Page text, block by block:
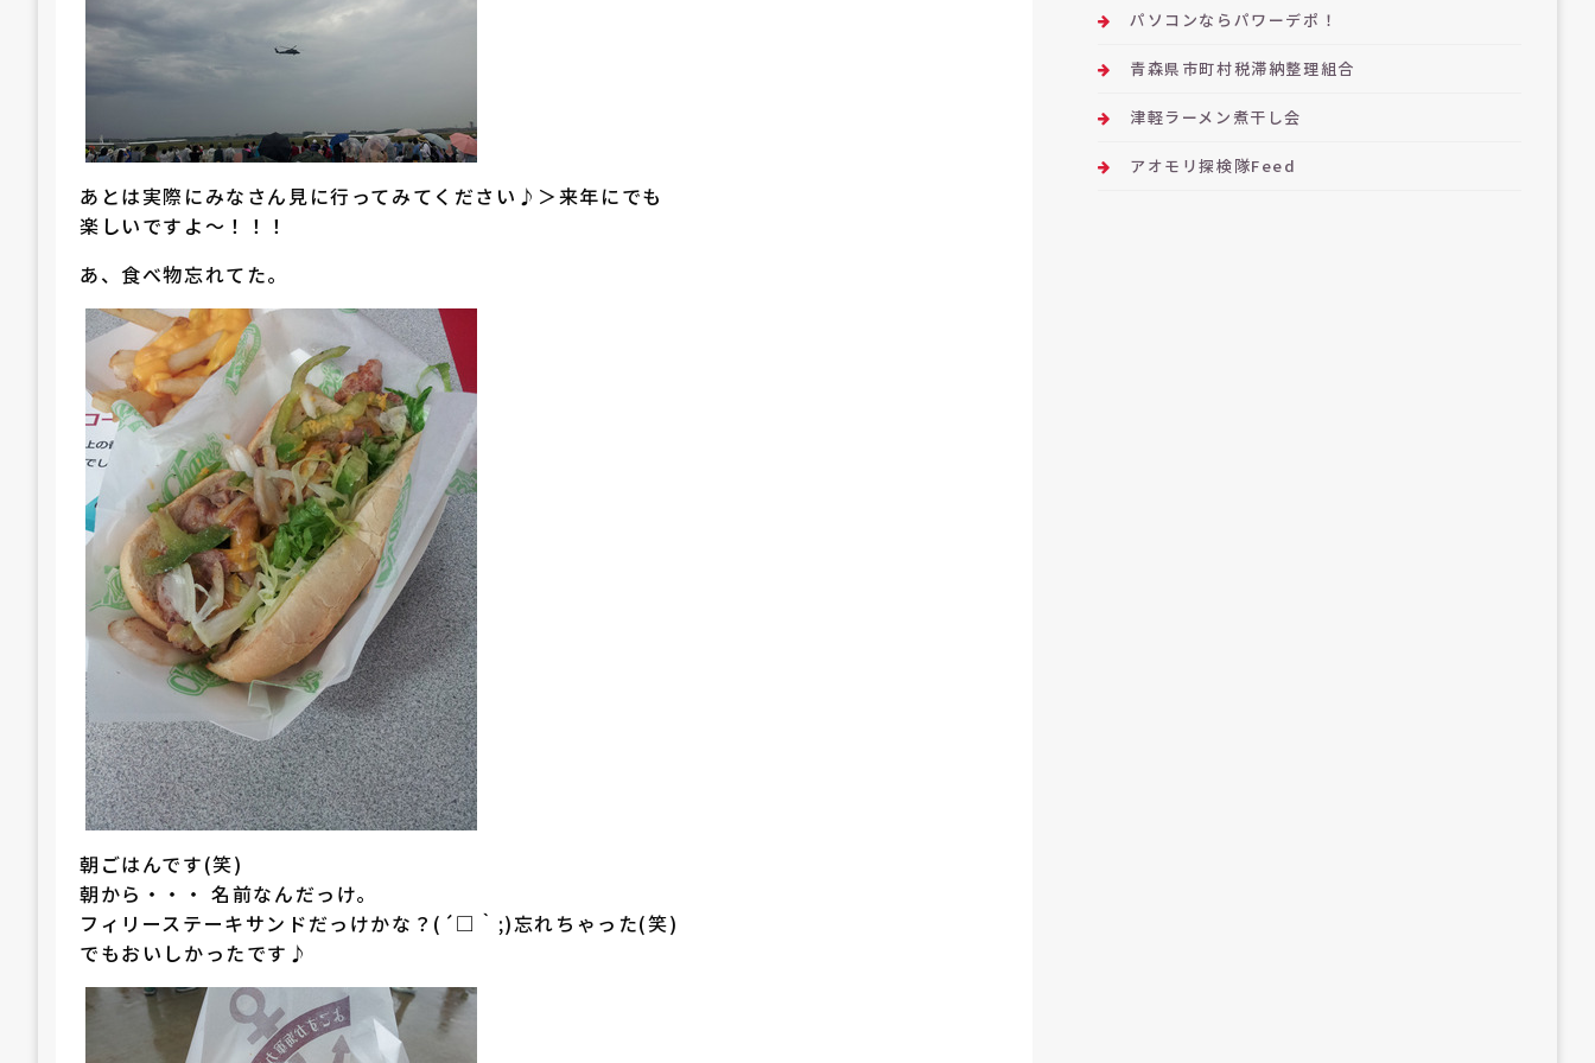
あとは実際にみなさん見に行ってみてください♪＞来年にでも
楽しいですよ～！！！
あ、食べ物忘れてた。
朝ごはんです(笑)
朝から・・・ 名前なんだっけ。
フィリーステーキサンドだっけかな？(´□｀;)忘れちゃった(笑)
でもおいしかったです♪
パソコンならパワーデポ！
青森県市町村税滞納整理組合
津軽ラーメン煮干し会
アオモリ探検隊Feed